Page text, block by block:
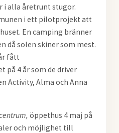
i alla åretrunt stugor.
i ett pilotprojekt att
En camping bränner
då solen skiner som mest.
fått
4 år som de driver
Activity, Alma och Anna
öppethus 4 maj på
och möjlighet till